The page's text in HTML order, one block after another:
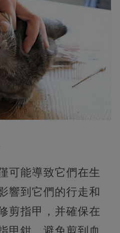
可能導致它們在生
響到它們的行走和
剪指甲，并確保在